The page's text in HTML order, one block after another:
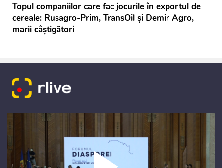
Topul companiilor care fac jocurile în exportul de
cereale: Rusagro-Prim, TransOil și Demir Agro,
marii câștigători